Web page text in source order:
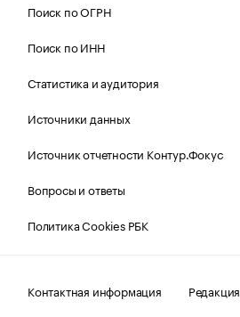
Поиск по ОГРН
Поиск по ИНН
Статистика и аудитория
Источники данных
Источник отчетности Контур.Фокус
Вопросы и ответы
Политика Cookies РБК
Контактная информация Редакция